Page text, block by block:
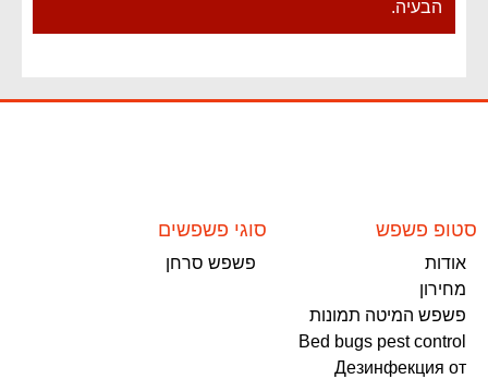
הבעיה.
סטופ פשפש
אודות
מחירון
פשפש המיטה תמונות
Bed bugs pest control
Дезинфекция от
סוגי פשפשים
פשפש סרחן